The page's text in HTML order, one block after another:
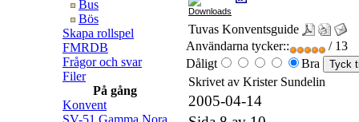
Bus
Bös
Skapa rollspel
FMRDB
Frågor och svar
Filer
På gång
Konvent
SV-51 Gamma Nora
Tuvas Konventsguide
Användarna tycker::
/ 13
Dåligt
Bra
Skrivet av Krister Sundelin
2005-04-14